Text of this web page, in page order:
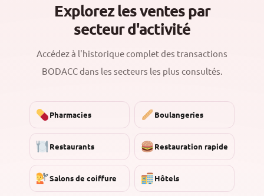
Explorez les ventes par
secteur d'activité
Accédez à l'historique complet des transactions
BODACC dans les secteurs les plus consultés.
Pharmacies Boulangeries
Restaurants Restauration rapide
Salons de coiffure Hôtels